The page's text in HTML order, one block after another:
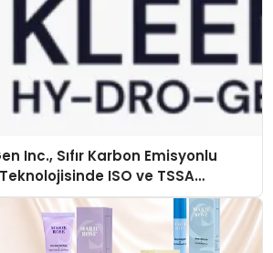
Inc., Sıfır Karbon Emisyonlu
ISO ve TSSA
Aldı